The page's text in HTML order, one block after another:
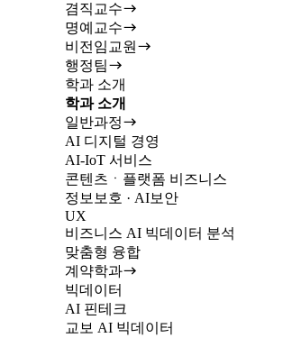
겸직교수
명예교수
비전임교원
행정팀
학과 소개
학과 소개
일반과정
AI 디지털 경영
AI-IoT 서비스
콘텐츠ㆍ플랫폼 비즈니스
정보보호 · AI보안
UX
비즈니스 AI 빅데이터 분석
맞춤형 융합
계약학과
빅데이터
AI 핀테크
교보 AI 빅데이터